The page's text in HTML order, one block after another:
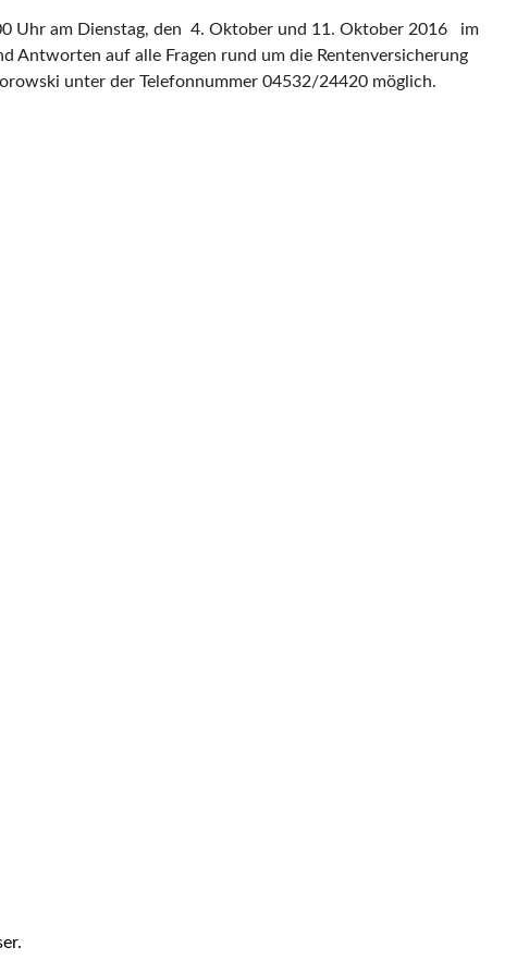
Uhr am Dienstag, den 4. Oktober und 11. Oktober 2016 im
Antworten auf alle Fragen rund um die Rentenversicherung
unter der Telefonnummer 04532/24420 möglich.